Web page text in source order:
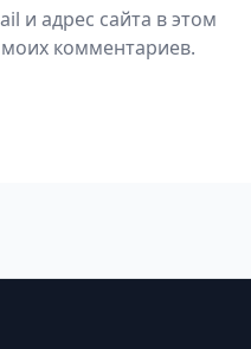
и адрес сайта в этом
комментариев.